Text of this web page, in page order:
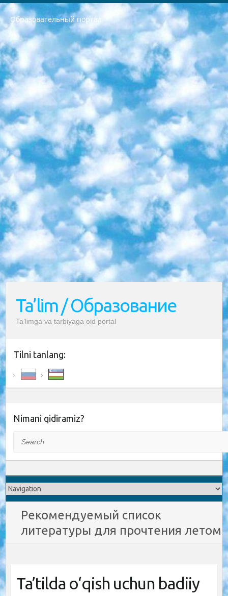
Образовательный портал
РЕСПУБЛИКА УЗБЕКИСТАН МИНИСТРЕРСТВО ДОШКОЛЬНОГО И ШКОЛЬНОГО ОБРАЗОВАНИЯ КОМАНДА в общеобразовательных учреждениях в 2023-2024 учебном году организация и проведение итоговой государственной аттестации обучающихся о Министра дошкольного и школьного образования Республики Узбекистан от 4 марта 2008 года (постановлением Минюста от 20 марта 2008 года № 1778 государственной регистрации) «Итоговое состояние учащихся общего среднего образования на основании положения об утверждении положения об аттестации общего среднего образования выпускной экзамен студентов в образовательных учреждениях в 2023-2024 учебном году В целях организации и прохождения аттестации приказываю: 1. Следующее: перечень предметов, по которым будет проводиться итоговая государственная аттестация и экзамен формы перевода согласно приложению 1; сертификаты международного образца, оценивающие уровень владения иностранными языками перечень согласно приложению 2; 2. Педагогический при специализированных образовательных учреждениях. научно-практический центр квалификации и международной оценки (Д.Давидова) 2024 г. До 25 марта: задания по предметам, по которым будет проводиться итоговая аттестация разработка и утверждение технических условий; итоговая аттестация на основании разработанного предметного задания разработка вопросов по предметам (устно и письменно), экзамен передача; общеобразовательные средние школы и специальные учебные заведения учащиеся выпускных классов школ и интернатов в агентской системе подготовка базы данных экзаменационных материалов и критериев оценки; перевод базы экзаменационных материалов на все языки обучения подать в Республиканский образовательный центр для изготовления; варианты экзаменов на основе разработанных контрольных материалов пусть будут поставлены задачи формирования. 3. Республиканский образовательный центр (Ш.Худайкулов) до 5 апреля 2024 года. до: база данных предоставленных экзаменационных материалов на все языки обучения перевод и экспертиза; для слепых, слабовидящих, глухих, слабослышащих и умственно отсталых детей учащиеся выпускных классов специализированных школ и школ-интернатов база данных экзаменационных материалов на всех преподаваемых языках подготовка критериев оценки; специализированные школы для умственно отсталых детей и технологии для учащихся выпускных классов школ-интернатов разработка соответствующих рекомендаций и критериев проведения ЕГЭ по естествознанию давать задания. 4. Педагогический при специализированных образовательных учреждениях. Научно-практический центр навыков и международной оценки (Д.Давидова), Республика образовательный центр (Худайкулов Ш.) итоговый государственный аттестационный экзамен ориентирован на творческое и логическое мышление при подготовке базы материалов учитывать введение заданий. 5. Следует отметить, что: сертификат государственного образца о знании общеобразовательного предмета и как минимум национальный уровень B1 по предметам на иностранных языках, указанным в Приложении 2. или международно признанный сертификат эквивалентного уровня студенты, изучающие определенный предмет, освобождаются от экзамена; по соответствующим предметам запланирована итоговая государственная аттестация за день до дня, путем жеребьевки Рабочей группой (в письменной форме по предметам, проводимым в форме) из числа сформированных вариантов выбрано 2 варианта; 2 выбранных варианта экзамена анонсированы на официальном сайте министерства и все выпускники по всей стране на основе этих вариантов проводит итоговую государственную аттестацию. 6. Государственное образование учащихся средних общеобразовательных учреждений. знания в соответствии с квалификационными требованиями, которые необходимо приобрести на основании стандартов итоговый (выпускной) контроль для 9 и 11 классов в целях тестирования Экзамены (далее – экзамены) состоят из предметов, перечисленных в приложении 1. будет сделано. 7. Экзамены пройдут с 26 мая по 15 июня 2024 г. (кроме науки физического воспитания). 8. Физическая для учащихся 9 классов общесредних образовательных учреждений. Экзамены по предмету «Образование, квалификация медицина» 1-6 мая 2024 года. сотрудники перевести под присмотр (с отклонениями в физическом или умственном развитии) специализированная школа для детей, школы-интернаты и со сколиозом школы-интернаты санаторного типа для больных детей исключены). 9. Он был слепым, слабовидящим и имел нарушения опорно-двигательного аппарата. экзамены в специализированных школах и интернатах для детей должны проводиться исходя из требований, предъявляемых к общеобразовательным учреждениям (физкультура кроме науки). 10. Специализированная школа для глухих и слабослышащих детей. и экзамены в интернатах и быть реализован в виде письменного теста по математике. 11. Специальность для умственно отсталых детей. Для 9 класса Родной язык и литературное письмо Государственный язык (язык обучения – узбекский). для неклассов) написано Математическое письмо Письменная/устная история Узбекистана Физическое воспитание практично Итоговый контроль Для 11 класса Написание родного языка и литературы (эссе) Математическое письмо Узбекский язык (обучение на узбекском языке) не посещающее общее среднее образование для учреждений)/Образовательное учреждение выбор письменный и устный Иностранный язык письменный/устный Письменная/устная история Узбекистана *По выбору студента:  Химия  Физика  Основы государственного права  География 10 бесплатных образовательных ресурсов - Мы составили подборку онлайн-проектов с интерактивными упражнениями, видеолекциями и статьями. Они помогут вам обрести новые и освежить старые знания бесплатно. 1. «ИНТУИТ» Старейшая образовательная площадка Рунета. Здесь вы найдёте сотни текстовых и видеокурсов на десятки различных тем — от программирования до психологии. Многие курсы подготовлены российскими университетами и крупными международными компаниями вроде Intel и Microsoft. Самостоятельное обучение бесплатное, но желающие могут оплатить услуги персональных наставников. 2. «Смартия» знакомит с актуальными профессиями и подсказывает, как им обучаться. Выбрав заинтересовавшую вас специальность — SMM-специалист, фотограф, веб-дизайнер или другую, — увидите список необходимых для неё умений. Чтобы вы могли освоить их самостоятельно, для каждого умения площадка отображает подборку ссылок на учебные материалы. Хотя «Смартия» ориентируется на русскоязычную аудиторию, часть контента всё же доступна только на английском. 3. «Лекторий Физтеха» Проект Московского физико-технического института (Физтеха). С его помощью вы можете смотреть онлайн серии лекций, записанные на видео в этом вузе. В числе доступных предметов — физика, биология, химия, информационные технологии и другие. К некоторым лекциям администрация ресурса прилагает готовые конспекты, которые можно скачивать в PDF-формате. 4. ITMOcourses Онлайн-площадка Санкт-Петербургского национального исследовательского университета информационных технологий, механики и оптики (ИТМО). Ресурс предоставляет свободный доступ к курсам, разработанным в этом вузе. Каталог материалов разбит на четыре категории: «Оптические системы и технологии», «Приборостроение и робототехника», «Информационные технологии» и «Биотехнологии». Курсы состоят из видеолекций, интерактивных демонстраций и заданий. 5. «КиберЛенинка» Электронная научная библиотека открытого доступа. Каталог площадки регулярно обрастает текстами статей из различных научных изданий. Сгруппированные по журналам и рубрикам публикации можно читать онлайн или скачивать целиком в PDF-формате. Проект нацелен на популяризацию науки за счёт открытого доступа к качественной информации. 6. «ПостНаука» На этом ресурсе публикуют подборки видеолекций, составленные экспертами из разных отраслей и объединённые общими темами. Среди них, к примеру, есть серии «Биоинформатика и геномика», «Культура средневековой Скандинавии» и Cinema Studies о теории кино. Каждая подборка лекций — логически связанная история, рассказанная экспертом от первого лица. Кроме того, на сайте появляются научно-образовательные статьи и тесты на разные темы. 7. «Newочём» Команда проекта «Newочём» отбирает самые интересные тексты из англоязычных СМИ и переводит те из них, за которые голосуют участники сообщества «ВКонтакте». По большей части это научно-популярные статьи. Редакторы придумывают лишь заголовки, в остальном содержание переводов соответствует оригиналам. Полные тексты можно читать прямо в социальной сети. 8. InternetUrok Онлайн-база материалов по основным дисциплинам школьной программы. Информация на сайте структурирована по классам, предметам и темам (урокам). Каждый урок состоит из видеолекций и конспектов. Есть также интерактивные тренажёры и тесты для закрепления пройденного материала. Даже если вы давно окончили школу, возможность повторить программу старших классов всегда может пригодиться. 9. Edutainme Ещё один ресурс об образовании. В отличие от Newtonew, как мне кажется, Edutainme больше ориентируется на представителей индустрии: педагогов, предпринимателей, разработчиков образовательных проектов. Но и любой, кто просто стремится к саморазвитию, найдёт на сайте много полезного и интересного для себя. Например, информацию о новых курсах и образовательных сервисах. 10. Newtonew Онлайн-медиа об образовании и обучении в широком смысле. Авторы Newtonew пишут об инструментах, заведениях, тактиках и стратегиях, которые помогают учить других и получать новые знания самостоятельно. На этой площадке вы найдёте новости, обзоры, аналитические мат
Ta’lim / Образование
Ta’limga va tarbiyaga oid portal
Tilni tanlang:
Nimani qidiramiz?
Рекомендуемый список
литературы для прочтения летом
Ta’tilda o‘qish uchun badiiy